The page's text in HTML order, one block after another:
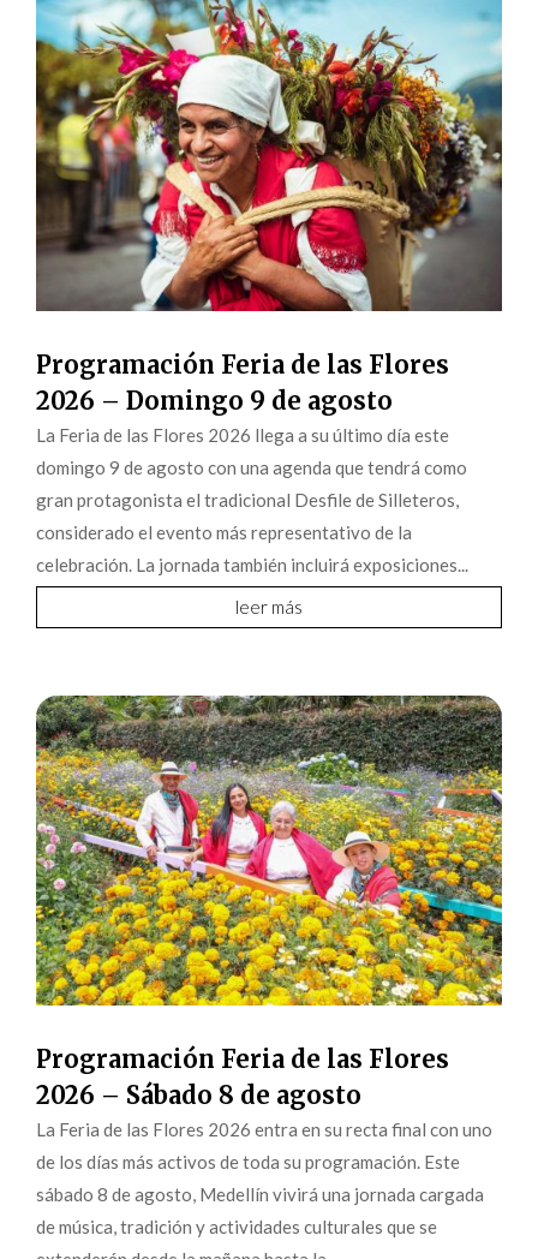
Programación Feria de las Flores
2026 – Domingo 9 de agosto
La Feria de las Flores 2026 llega a su último día este
domingo 9 de agosto con una agenda que tendrá como
gran protagonista el tradicional Desfile de Silleteros,
considerado el evento más representativo de la
celebración. La jornada también incluirá exposiciones...
leer más
Programación Feria de las Flores
2026 – Sábado 8 de agosto
La Feria de las Flores 2026 entra en su recta final con uno
de los días más activos de toda su programación. Este
sábado 8 de agosto, Medellín vivirá una jornada cargada
de música, tradición y actividades culturales que se